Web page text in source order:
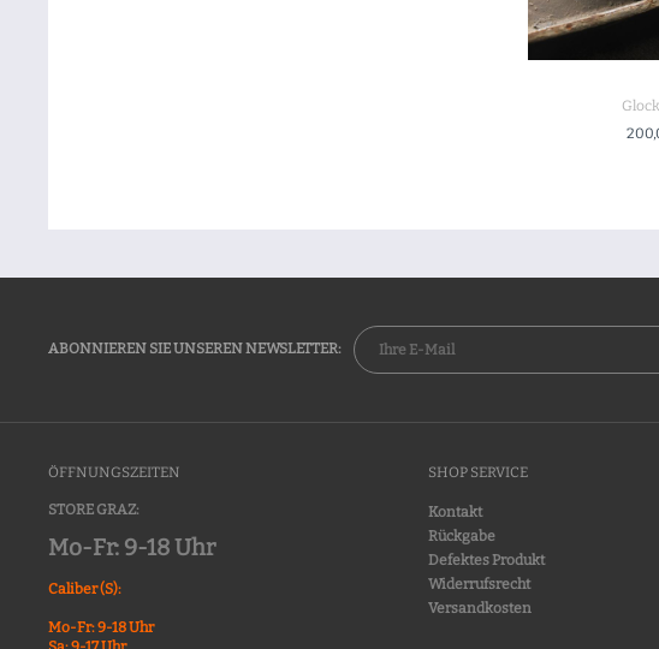
ABONNIEREN SIE UNSEREN NEWSLETTER:
ÖFFNUNGSZEITEN
STORE GRAZ:
Mo-Fr: 9-18 Uhr
Caliber (S):
Mo-Fr: 9-18 Uhr
SHOP SERVICE
Kontakt
Rückgabe
Defektes Produkt
Widerrufsrecht
Versandkosten